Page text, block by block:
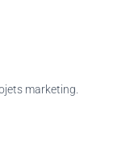
marketing.